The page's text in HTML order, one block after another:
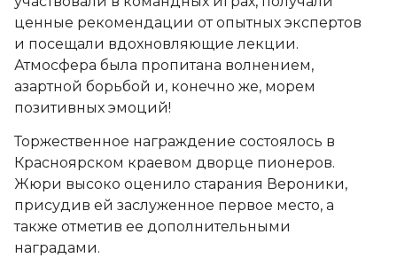
ценные рекомендации от опытных экспертов
и посещали вдохновляющие лекции.
Атмосфера была пропитана волнением,
азартной борьбой и, конечно же, морем
позитивных эмоций!
️Торжественное награждение состоялось в
Красноярском краевом дворце пионеров.
Жюри высоко оценило старания Вероники,
присудив ей заслуженное первое место, а
также отметив ее дополнительными
наградами.